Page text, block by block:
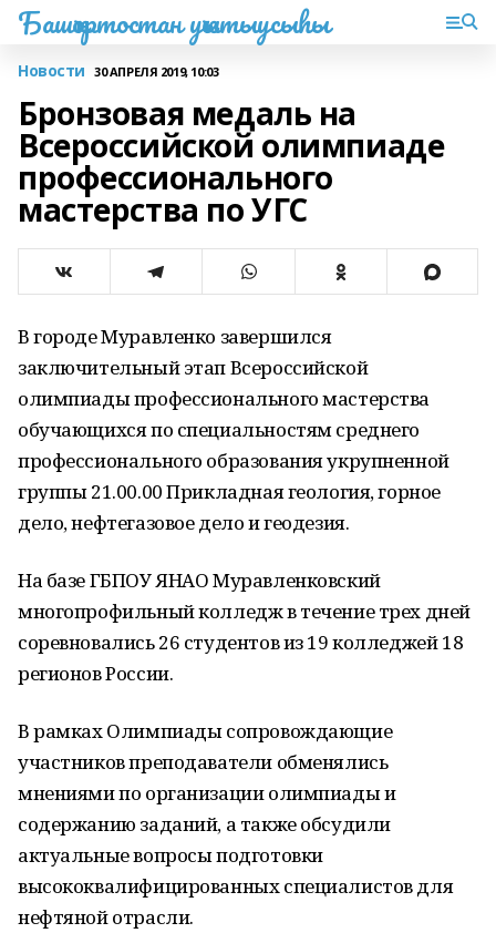
Башҡортостан уҡытыусыһы
Новости 30 АПРЕЛЯ 2019, 10:03
Бронзовая медаль на
Всероссийской олимпиаде
профессионального
мастерства по УГС
В городе Муравленко завершился
заключительный этап Всероссийской
олимпиады профессионального мастерства
обучающихся по специальностям среднего
профессионального образования укрупненной
группы 21.00.00 Прикладная геология, горное
дело, нефтегазовое дело и геодезия.
На базе ГБПОУ ЯНАО Муравленковский
многопрофильный колледж в течение трех дней
соревновались 26 студентов из 19 колледжей 18
регионов России.
В рамках Олимпиады сопровождающие
участников преподаватели обменялись
мнениями по организации олимпиады и
содержанию заданий, а также обсудили
актуальные вопросы подготовки
высококвалифицированных специалистов для
нефтяной отрасли.